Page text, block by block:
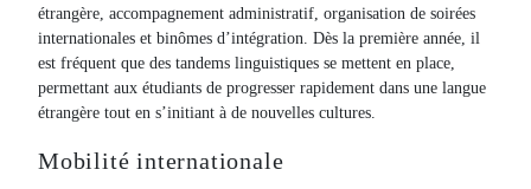
étrangère, accompagnement administratif, organisation de soirées
internationales et binômes d’intégration. Dès la première année, il
est fréquent que des tandems linguistiques se mettent en place,
permettant aux étudiants de progresser rapidement dans une langue
étrangère tout en s’initiant à de nouvelles cultures.
Mobilité internationale